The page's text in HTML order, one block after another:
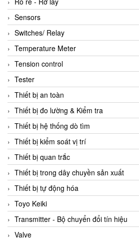
Sensors
Switches/ Relay
Temperature Meter
Tension control
Tester
Thiết bị an toàn
Thiết bị đo lường & Kiểm tra
Thiết bị hệ thống dò tìm
Thiết bị kiểm soát vị trí
Thiết bị quan trắc
Thiết bị trong dây chuyền sản xuất
Thiết bị tự động hóa
Toyo Keiki
Transmitter - Bộ chuyển đổi tín hiệu
Valve